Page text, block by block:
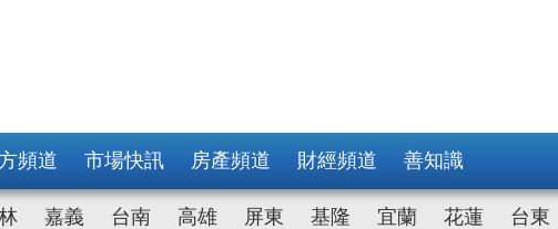
頻道 市場快訊 房產頻道 財經頻道 善知識
嘉義 台南 高雄 屏東 基隆 宜蘭 花蓮 台東